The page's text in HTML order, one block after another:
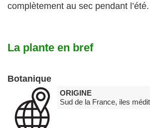
complètement au sec pendant l’été.
La plante en bref
Botanique
ORIGINE
Sud de la France, iles